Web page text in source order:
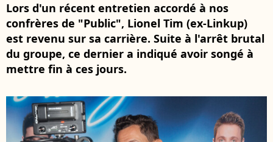
Lors d'un récent entretien accordé à nos
confrères de "Public", Lionel Tim (ex-Linkup)
est revenu sur sa carrière. Suite à l'arrêt brutal
du groupe, ce dernier a indiqué avoir songé à
mettre fin à ces jours.